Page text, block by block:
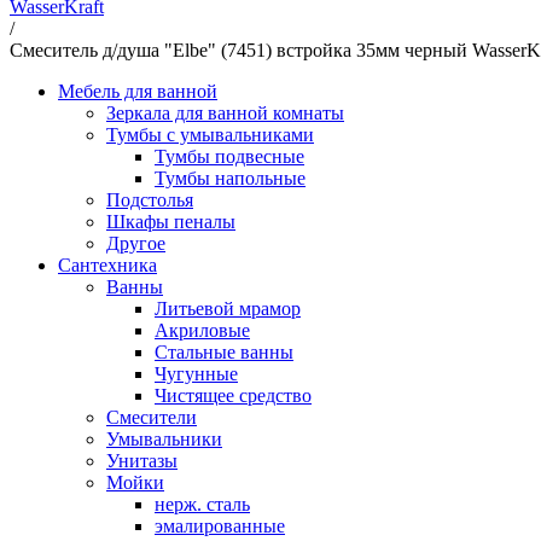
WasserKraft
/
Смеситель д/душа "Elbe" (7451) встройка 35мм черный
Мебель для ванной
Зеркала для ванной комнаты
Тумбы с умывальниками
Тумбы подвесные
Тумбы напольные
Подстолья
Шкафы пеналы
Другое
Сантехника
Ванны
Литьевой мрамор
Акриловые
Стальные ванны
Чугунные
Чистящее средство
Смесители
Умывальники
Унитазы
Мойки
нерж. сталь
эмалированные